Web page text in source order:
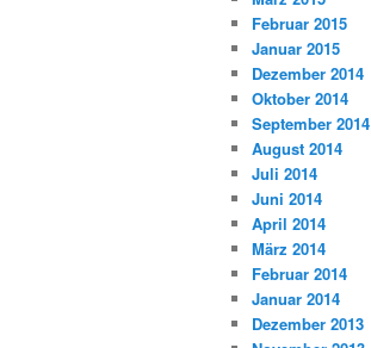
Februar 2015
Januar 2015
Dezember 2014
Oktober 2014
September 2014
August 2014
Juli 2014
Juni 2014
April 2014
März 2014
Februar 2014
Januar 2014
Dezember 2013